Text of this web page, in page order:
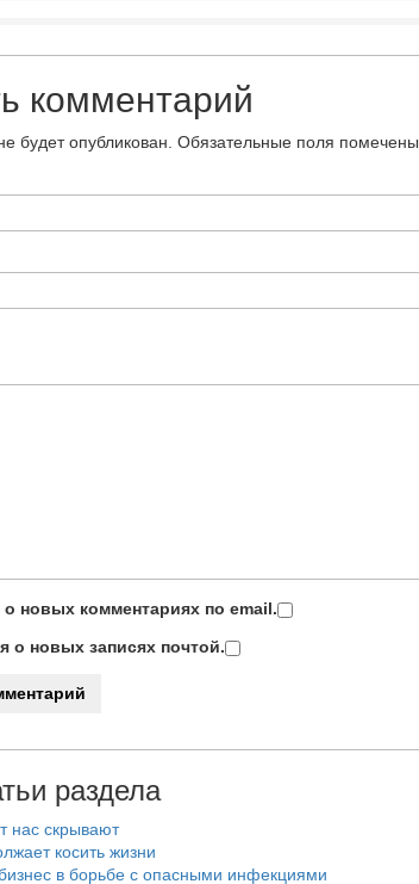
комментарий
будет опубликован. Обязательные поля помечены
новых комментариях по email.
о новых записях почтой.
раздела
нас скрывают
косить жизни
в борьбе с опасными инфекциями